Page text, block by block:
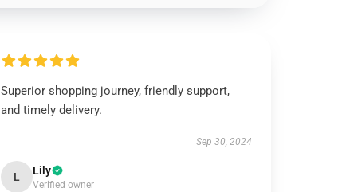
Superior shopping journey, friendly support,
and timely delivery.
Sep 30, 2024
L Lily
Verified owner